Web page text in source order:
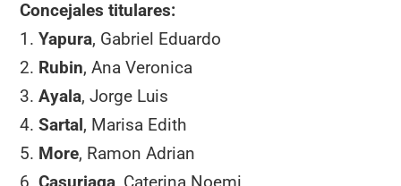
Concejales titulares:
1.Yapura, Gabriel Eduardo
2. Rubin, Ana Veronica
3.Ayala, Jorge Luis
4.Sartal, Marisa Edith
5. More, Ramon Adrian